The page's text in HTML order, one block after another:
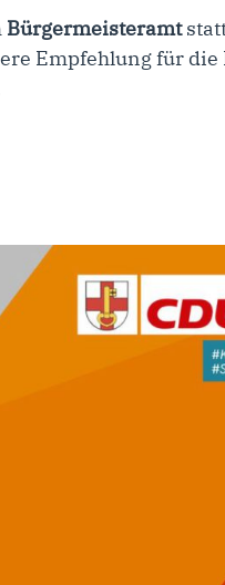
Bürgermeisteramt
Empfehlung für